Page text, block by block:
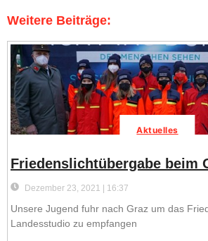
Weitere Beiträge:
Aktuelles
Friedenslichtübergabe beim
Dezember 23, 2021 | 16:37
Unsere Jugend fuhr nach Graz um das
Landesstudio zu empfangen